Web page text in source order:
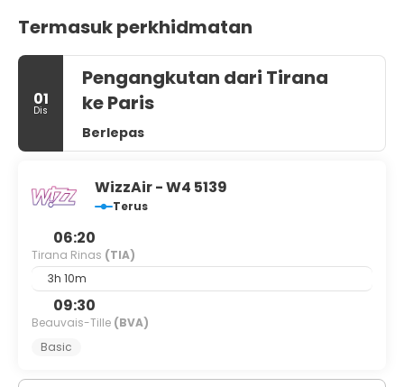
Termasuk perkhidmatan
01
Dis
Pengangkutan dari Tirana
ke Paris
Berlepas
WizzAir - W4 5139
Terus
06:20
Tirana Rinas (TIA)
3h 10m
09:30
Beauvais-Tille (BVA)
Basic